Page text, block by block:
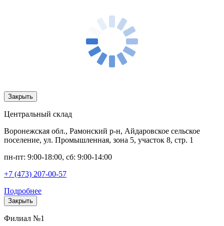
Закрыть
Центральный склад
Воронежская обл., Рамонский р-н, Айдаровское сельское
поселение, ул. Промышленная, зона 5, участок 8, стр. 1
пн-пт: 9:00-18:00, сб: 9:00-14:00
+7 (473) 207-00-57
Подробнее
Закрыть
Филиал №1